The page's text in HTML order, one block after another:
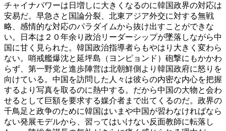
チャイナパワーは日増しに大きくなるのに韓国政界の対応は
安易だ。早急さと国論分裂、北東アジア外交に対する無戦
略、感情的な対応のパラダイムから抜け出すことができな
い。日本は２０年余り政治リーダーシップが墜落しながら中
国に甘く見られた。韓国政治指導者らもやはり大きく変わら
ない。哨戒艦爆沈と延坪島（ヨンピョンド）砲撃にもかかわ
らず、第一野党と進歩陣営は北朝鮮側より韓国政府に怒りを
向けている。中国を訪問した人々は彼らの内密な内心を把握
するより写真を取るのに熱中する。だから中国の大物と会わ
せるとして巨額を要求する媒介者まで出てくるのだ。政界の
千鳥足と政争のために韓国はいまや中国が習わなければなら
ない発展モデルから、習ってはいけない反面教師に転落し